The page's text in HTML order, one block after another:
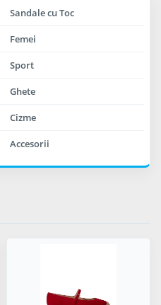
Sandale cu Toc
Femei
Sport
Ghete
Cizme
Accesorii